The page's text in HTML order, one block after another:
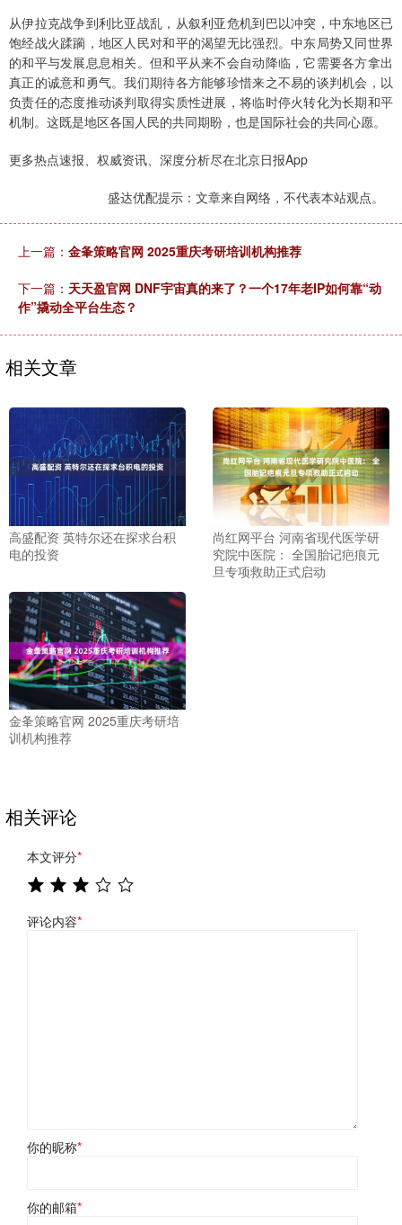
从伊拉克战争到利比亚战乱，从叙利亚危机到巴以冲突，中东地区已
饱经战火蹂躏，地区人民对和平的渴望无比强烈。中东局势又同世界
的和平与发展息息相关。但和平从来不会自动降临，它需要各方拿出
真正的诚意和勇气。我们期待各方能够珍惜来之不易的谈判机会，以
负责任的态度推动谈判取得实质性进展，将临时停火转化为长期和平
机制。这既是地区各国人民的共同期盼，也是国际社会的共同心愿。
更多热点速报、权威资讯、深度分析尽在北京日报App
盛达优配提示：文章来自网络，不代表本站观点。
上一篇： 金夆策略官网 2025重庆考研培训机构推荐
下一篇： 天天盈官网 DNF宇宙真的来了？一个17年老IP如何靠“动
作”撬动全平台生态？
相关文章
高盛配资 英特尔还在探求台积
电的投资
尚红网平台 河南省现代医学研
究院中医院： 全国胎记疤痕元
旦专项救助正式启动
金夆策略官网 2025重庆考研培
训机构推荐
相关评论
本文评分*
评论内容*
你的昵称*
你的邮箱*